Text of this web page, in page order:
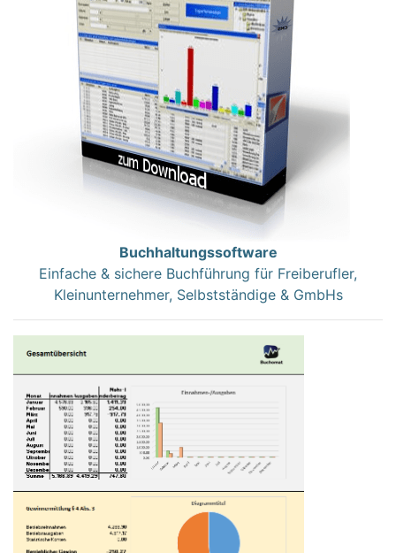
Buchhaltungssoftware
Einfache & sichere Buchführung für Freiberufler,
Kleinunternehmer, Selbstständige & GmbHs